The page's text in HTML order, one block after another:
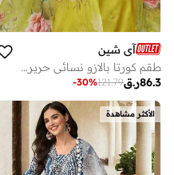
آي شين
طقم كورتا بالازو نسائي حرير تويل بتصميم ذاتي باللون الخردلي كامل الطول
ر.ق86.3
121.79
-30%
الأكثر مشاهدة